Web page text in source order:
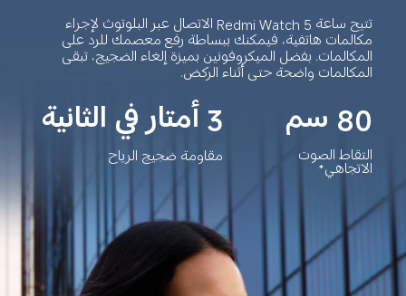
تتيح ساعة Redmi Watch 5 الاتصال عبر البلوتوث لإجراء
مكالمات هاتفية، فيمكنك ببساطة رفع معصمك للرد على
المكالمات. بفضل الميكروفونين بميزة إلغاء الضجيج، تبقى
المكالمات واضحة حتى أثناء الركض.
3 أمتار في الثانية
مقاومة ضجيج الرياح
80 سم
التقاط الصوت
الاتجاهي*